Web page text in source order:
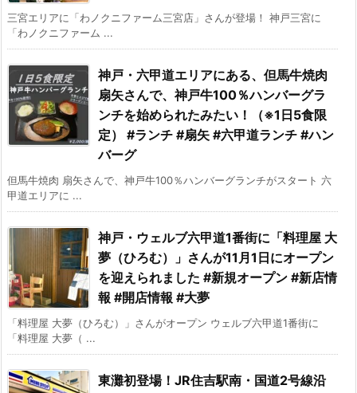
三宮エリアに「わノクニファーム三宮店」さんが登場！ 神戸三宮に
「わノクニファーム ...
神戸・六甲道エリアにある、但馬牛焼肉
扇矢さんで、神戸牛100％ハンバーグラ
ンチを始められたみたい！（※1日5食限
定） #ランチ #扇矢 #六甲道ランチ #ハン
バーグ
但馬牛焼肉 扇矢さんで、神戸牛100％ハンバーグランチがスタート 六
甲道エリアに ...
神戸・ウェルブ六甲道1番街に「料理屋 大
夢（ひろむ）」さんが11月1日にオープン
を迎えられました #新規オープン #新店情
報 #開店情報 #大夢
「料理屋 大夢（ひろむ）」さんがオープン ウェルブ六甲道1番街に
「料理屋 大夢（ ...
東灘初登場！JR住吉駅南・国道2号線沿